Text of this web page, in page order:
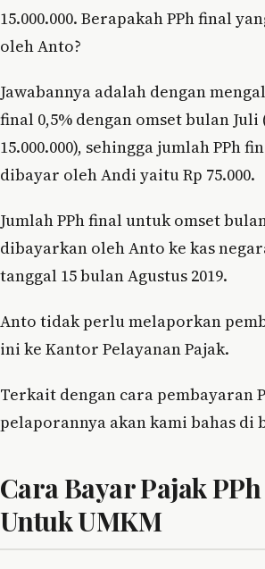
15.000.000. Berapakah PPh final
oleh Anto?
Jawabannya adalah dengan
final 0,5% dengan omset bulan Juli
15.000.000), sehingga jumlah PPh
dibayar oleh Andi yaitu Rp 75.000.
Jumlah PPh final untuk omset
dibayarkan oleh Anto ke kas
tanggal 15 bulan Agustus 2019.
Anto tidak perlu melaporkan
ini ke Kantor Pelayanan Pajak.
Terkait dengan cara pembayaran
pelaporannya akan kami bahas di
Cara Bayar Pajak
Untuk UMKM